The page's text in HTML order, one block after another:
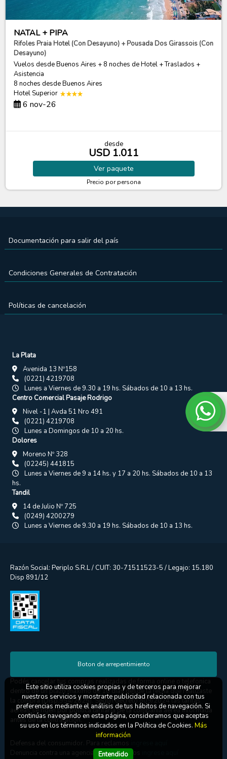
NATAL + PIPA
Rifoles Praia Hotel (Con Desayuno) + Pousada Dos Girassois (Con
Desayuno)
Vuelos desde Buenos Aires + 8 noches de Hotel + Traslados +
Asistencia
8 nochesdesde Buenos Aires
Hotel Superior
6 nov-26
desde
USD 1.011
Ver paquete
Precio por persona
Documentación para salir del país
Condiciones Generales de Contratación
Políticas de cancelación
La Plata
Avenida 13 Nº158
(0221) 4219708
Lunes a Viernes de 9.30 a 19 hs. Sábados de 10 a 13 hs.
Centro Comercial Pasaje Rodrigo
Nivel -1 | Avda 51 Nro 491
(0221) 4219708
Lunes a Domingos de 10 a 20 hs.
Dolores
Moreno Nº 328
(02245) 441815
Lunes a Viernes de 9 a 14 hs. y 17 a 20 hs. Sábados de 10 a 13
hs.
Tandil
14 de Julio Nº 725
(0249) 4200279
Lunes a Viernes de 9.30 a 19 hs. Sábados de 10 a 13 hs.
Razón Social: Periplo S.R.L / CUIT: 30-71511523-5 / Legajo: 15.180
Disp 891/12
Boton de arrepentimiento
Podés cancelar tus compras realizadas de forma online o telefonica
dentro de un plazo máximo de 10 días desde la fecha que realizaste
la compra (Disp.954/2025). Según decreto 809/2024 las tarifas
aéreas se rigen por política tarifaria de la compañía aérea informada
antes de la contratación.
Defensa del consumidor. Para reclamos
Denuncia contra una agencia. Para reclamos
Este sitio utiliza cookies propias y de terceros para mejorar
nuestros servicios y mostrarte publicidad relacionada con tus
preferencias mediante el análisis de tus hábitos de navegación. Si
continúas navegando en esta página, consideramos que aceptas
su uso en los términos indicados en la Política de Cookies. Más
información
Entendido